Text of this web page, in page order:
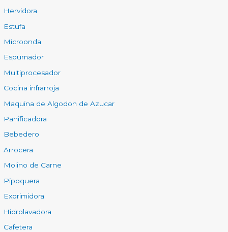
Hervidora
Estufa
Microonda
Espumador
Multiprocesador
Cocina infrarroja
Maquina de Algodon de Azucar
Panificadora
Bebedero
Arrocera
Molino de Carne
Pipoquera
Exprimidora
Hidrolavadora
Cafetera